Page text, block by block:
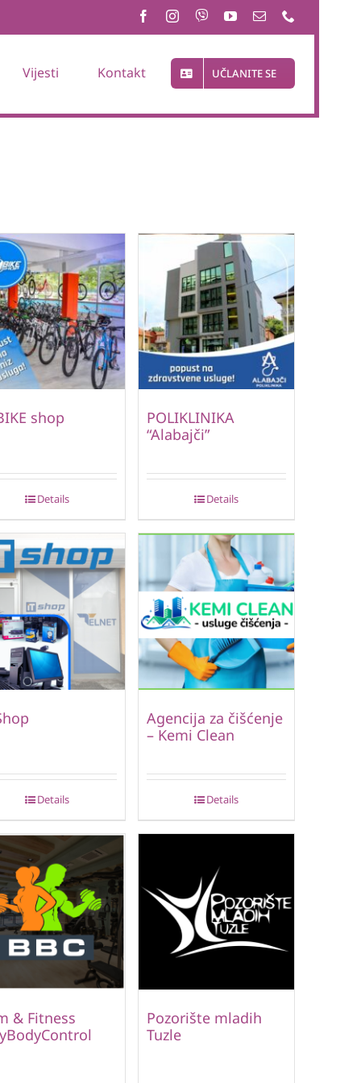
Vijesti Kontakt UČLANITE SE
shop
Details
POLIKLINIKA
“Alabajči”
Details
Details
Agencija za čišćenje
– Kemi Clean
Details
& Fitness
Pozorište mladih
Tuzle